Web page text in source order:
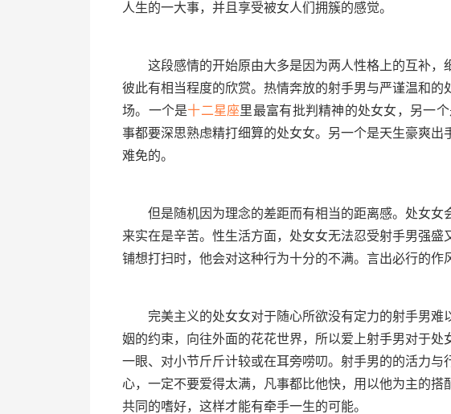
人生的一大事，并且享受被女人们拥簇的感觉。
这段感情的开始原由大多是因为两人性格上的互补，
彼此有相当程度的欣赏。热情奔放的射手男与严谨温和
场。一个是十二星座里最富有批判精神的处女女，另一
事都要深思熟虑精打细算的处女女。另一个是天生豪爽
难免的。
但是随机因为理念的差距而有相当的距离感。处女女
来实在是辛苦。性生活方面，处女女无法忍受射手男强
铺想打扫时，他会对这种行为十分的不满。言出必行的作
完美主义的处女女对于随心所欲没有定力的射手男难
姻的约束，向往外面的花花世界，所以爱上射手男对于
一眼、对小节斤斤计较或在耳旁唠叨。射手男的的活力
心，一定不要爱得太满，凡事都比他快，用以他为主的
共同的嗜好，这样才能有牵手一生的可能。